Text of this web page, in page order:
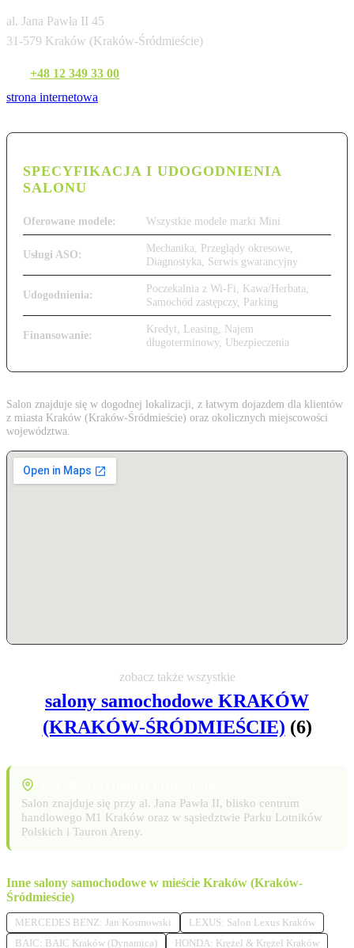
al. Jana Pawła II 45
31-579 Kraków (Kraków-Śródmieście)
+48 12 349 33 00
strona internetowa
SPECYFIKACJA I UDOGODNIENIA
SALONU
Oferowane modele: Wszystkie modele marki Mini
Usługi ASO:
Mechanika, Przeglądy okresowe,
Diagnostyka, Serwis gwarancyjny
Udogodnienia:
Poczekalnia z Wi-Fi, Kawa/Herbata,
Samochód zastępczy, Parking
Finansowanie:
Kredyt, Leasing, Najem
długoterminowy, Ubezpieczenia
Salon znajduje się w dogodnej lokalizacji, z łatwym dojazdem dla klientów
z miasta Kraków (Kraków-Śródmieście) oraz okolicznych miejscowości
województwa.
zobacz także wszystkie
salony samochodowe KRAKÓW
(KRAKÓW-ŚRÓDMIEŚCIE) (6)
Salon znajduje się przy al. Jana Pawła II, blisko centrum
handlowego M1 Kraków oraz w sąsiedztwie Parku Lotników
Polskich i Tauron Areny.
Inne salony samochodowe w mieście Kraków (Kraków-
Śródmieście)
MERCEDES BENZ: Jan Kosmowski
LEXUS: Salon Lexus Kraków
BAIC: BAIC Kraków (Dynamica)
HONDA: Krężel & Krężel Kraków